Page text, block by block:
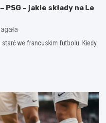
PSG – jakie składy na Le
starć we francuskim futbolu. Kiedy